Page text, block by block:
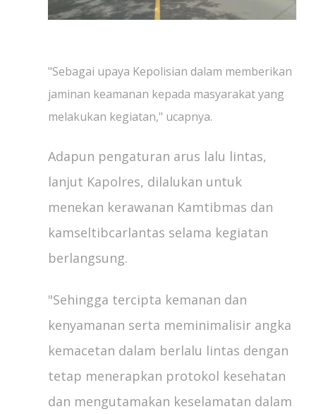
"Sebagai upaya Kepolisian dalam memberikan
jaminan keamanan kepada masyarakat yang
melakukan kegiatan," ucapnya.
Adapun pengaturan arus lalu lintas,
lanjut Kapolres, dilalukan untuk
menekan kerawanan Kamtibmas dan
kamseltibcarlantas selama kegiatan
berlangsung.
"Sehingga tercipta kemanan dan
kenyamanan serta meminimalisir angka
kemacetan dalam berlalu lintas dengan
tetap menerapkan protokol kesehatan
dan mengutamakan keselamatan dalam